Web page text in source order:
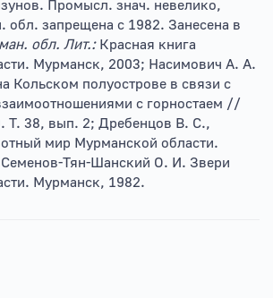
Промысл. знач. невелико,
запрещена с 1982. Занесена в
обл. Лит.: Красная книга
Мурманск, 2003; Насимович А. А.
Кольском полуострове в связи с
с горностаем //
Т. 38, вып. 2; Дребенцов B. С.,
мир Мурманской области.
Тян-Шанский О. И. Звери
Мурманск, 1982.